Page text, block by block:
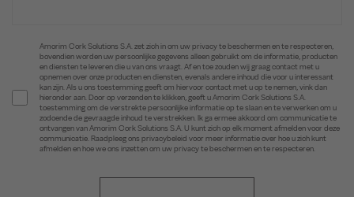
Amorim Cork Solutions S.A. zet zich in om uw privacy te beschermen en te respecteren,
bovendien worden uw persoonlijke gegevens alleen gebruikt om de informatie, producten
en diensten te leveren die u van ons vraagt. Af en toe zouden wij graag contact met u
opnemen over onze producten en diensten, evenals andere inhoud die voor u interessant
kan zijn. Als u ons toestemming geeft om hiervoor contact met u op te nemen, vink dan
hieronder aan. Door op verzenden te klikken, geeft u Amorim Cork Solutions S.A.
toestemming om de verstrekte persoonlijke informatie op te slaan en te verwerken om u
zodoende de gevraagde inhoud te verstrekken. Ik ga ermee akkoord om communicatie te
ontvangen van Amorim Cork Solutions S.A. U kunt zich op elk moment afmelden voor deze
communicatie. Raadpleeg ons privacybeleid voor meer informatie over hoe u zich kunt
afmelden en hoe we ons inzetten om uw privacy te beschermen en te respecteren.